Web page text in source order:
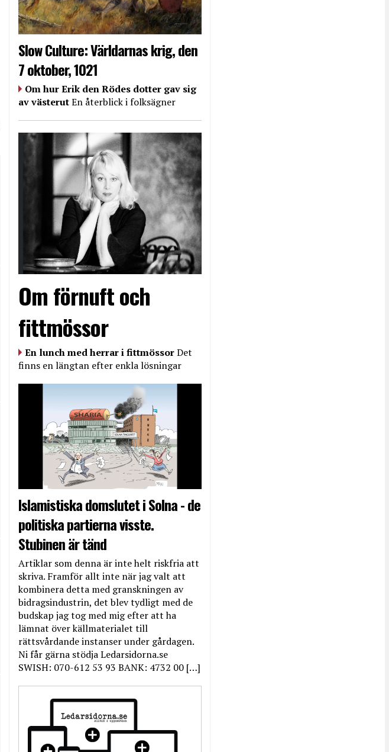
Slow Culture: Världarnas krig, den
7 oktober, 1021
Om hur Erik den Rödes dotter gav sig
av västerutEn återblick i folksägner
Om förnuft och
fittmössor
En lunch med herrar i fittmössorDet
finns en längtan efter enkla lösningar
Islamistiska domslutet i Solna - de
politiska partierna visste.
Stubinen är tänd
Artiklar som denna är inte helt riskfria att
skriva. Framför allt inte när jag valt att
kombinera detta med granskningen av
bidragsindustrin, det blev tydligt med de
budskap jag tog med mig efter att ha
lämnat över källmaterialet till
rättsvårdande instanser under gårdagen.
Ni får gärna stödja Ledarsidorna.se
SWISH: 070-612 53 93 BANK: 4732 00 […]